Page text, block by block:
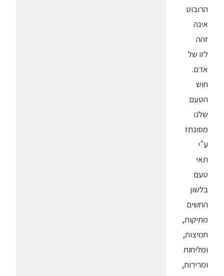
הרובוט
אינה
זהה
לזו של
אדם.
חוש
הטעם
שלנו
מסונתז
ע"י
תאי
טעם
בלשון
החשים
מתיקות,
חמיצות,
ומליחות
ומרירות,